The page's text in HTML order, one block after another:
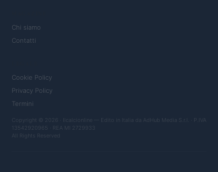
Chi siamo
Contatti
Cookie Policy
Privacy Policy
Termini
Copyright © 2026 · Ilcalcionline — Edito in Italia da AdHub Media S.r.l. · P.IVA
13542920965 · REA MI 2729933
All Rights Reserved